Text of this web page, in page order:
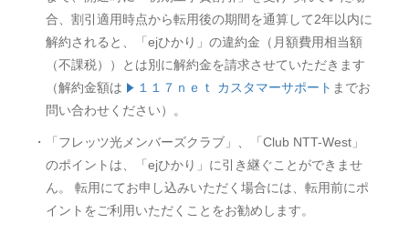
合、割引適用時点から転用後の期間を通算して2年以内に
解約されると、「ejひかり」の違約金（月額費用相当額
（不課税））とは別に解約金を請求させていただきます
（解約金額は
１１７ｎｅｔ カスタマーサポート までお
問い合わせください）。
・「フレッツ光メンバーズクラブ」、「Club NTT-West」
のポイントは、「ejひかり」に引き継ぐことができませ
ん。 転用にてお申し込みいただく場合には、転用前にポ
イントをご利用いただくことをお勧めします。